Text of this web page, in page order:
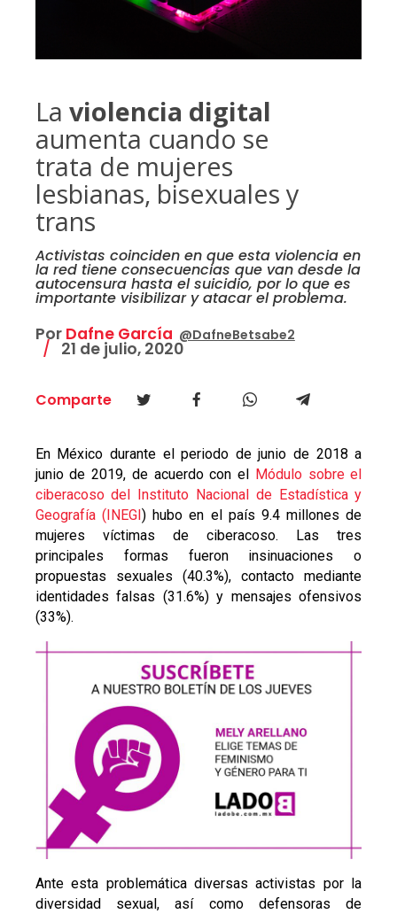
La violencia digital
aumenta cuando se
trata de mujeres
lesbianas, bisexuales y
trans
Activistas coinciden en que esta violencia en
la red tiene consecuencias que van desde la
autocensura hasta el suicidio, por lo que es
importante visibilizar y atacar el problema.
Por Dafne García @DafneBetsabe2
21 de julio, 2020
Comparte
En México durante el periodo de junio de 2018 a
junio de 2019, de acuerdo con el
Módulo sobre el
ciberacoso del Instituto Nacional de Estadística y
Geografía (INEGI ) hubo en el país 9.4 millones de
mujeres víctimas de ciberacoso. Las tres
principales formas fueron insinuaciones o
propuestas sexuales (40.3%), contacto mediante
identidades falsas (31.6%) y mensajes ofensivos
(33%).
Ante esta problemática diversas activistas por la
diversidad sexual, así como defensoras de